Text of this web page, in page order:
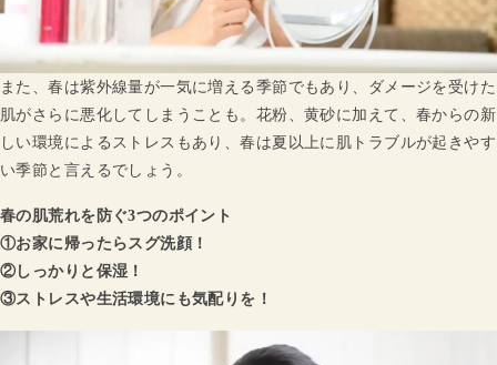
また、春は紫外線量が一気に増える季節でもあり、ダメージを受けた
肌がさらに悪化してしまうことも。花粉、黄砂に加えて、春からの新
しい環境によるストレスもあり、春は夏以上に肌トラブルが起きやす
い季節と言えるでしょう。
春の肌荒れを防ぐ3つのポイント
①お家に帰ったらスグ洗顔！
②しっかりと保湿！
③ストレスや生活環境にも気配りを！